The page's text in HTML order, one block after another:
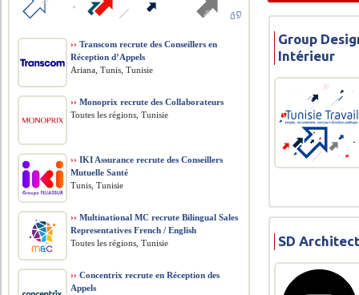
Group
Intérieur
SD
›› Transcom recrute des Conseillers en
Réception d’Appels
Ariana, Tunis, Tunisie
›› Monoprix recrute des Collaborateurs
Toutes les régions, Tunisie
›› IKI Assurance recrute des Conseillers
Mutuelle Santé
Tunis, Tunisie
›› Multinational MC recrute Bilingual Sales
Representatives French / English
Toutes les régions, Tunisie
›› Concentrix recrute en Réception des
Appels